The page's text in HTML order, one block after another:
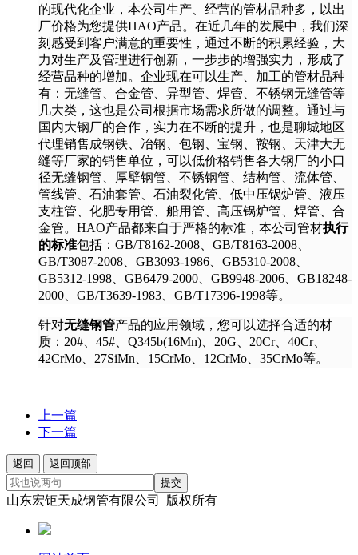
的现代化企业，本公司生产、经营的管材品种多，以出
厂价格为您提供HAO产品。在近几年的发展中，我们深
刻感受到客户满意的重要性，通过不断的积累经验，大
力对生产及管理进行创新，一步步的增强实力，形成了
经营品种的增加。企业现在可以生产、加工的管材品种
有：无缝管、合金管、异型管、焊管、不锈钢无缝管等
几大类，这也是公司根据市场需求所做的调整。通过与
国内大钢厂的合作，实力在不断的提升，也是聊城地区
代理销售成钢铁、冶钢、包钢、宝钢、鞍钢、天津大无
缝等厂家的销售单位，可以低价格销售各大钢厂的小口
径无缝钢管、厚壁钢管、不锈钢管、结构管、流体管、
管线管、石油套管、石油裂化管、低中压锅炉管、液压
支柱管、化肥专用管、船用管、高压锅炉管、焊管、合
金管。HAO产品都来自于严格的标准，本公司管材执行
的标准包括：GB/T8162-2008、GB/T8163-2008、
GB/T3087-2008、GB3093-1986、GB5310-2008、
GB5312-1998、GB6479-2000、GB9948-2006、GB18248-
2000、GB/T3639-1983、GB/T17396-1998等。
针对无缝钢管产品的应用领域，您可以选择合适的材
质：20#、45#、Q345b(16Mn)、20G、20Cr、40Cr、
42CrMo、27SiMn、15CrMo、12CrMo、35CrMo等。
上一篇
下一篇
返回
返回顶部
提交
山东宏钜天成钢管有限公司 版权所有